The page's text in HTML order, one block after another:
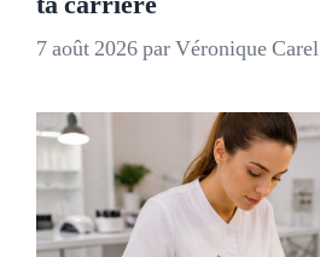
7 août 2026parVéronique Carel